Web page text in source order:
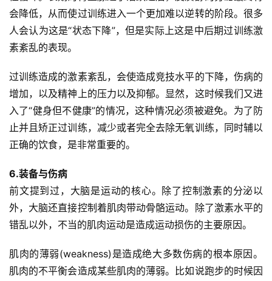
会降低，从而使过训练进入一个更加难以逆转的阶段。很多
人会认为这是“状态下降”，但是实际上这是中后期过训练激
素紊乱的表现。
过训练造成的激素紊乱，会使造成竞技水平的下降，伤病的
增加，以及精神上的压力以及抑郁。显然，这时候我们又进
入了“健身但不健康”的情况，这种情况必须被避免。为了防
止并且矫正过训练，减少或者完全去除无氧训练，同时辅以
正确的饮食，是非常重要的。
6.装备与伤病
前文提到过，大脑是运动的核心。除了控制激素的分泌以
外，大脑还直接控制着肌肉带动骨骼运动。除了激素水平的
错乱以外，不当的肌肉运动是造成运动损伤的主要原因。
肌肉的薄弱(weakness)是造成绝大多数伤病的根本原因。
肌肉的不平衡会造成某些肌肉的薄弱。比如说跑步的时候因